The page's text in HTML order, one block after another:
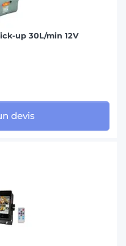
up 30L/min 12V
devis